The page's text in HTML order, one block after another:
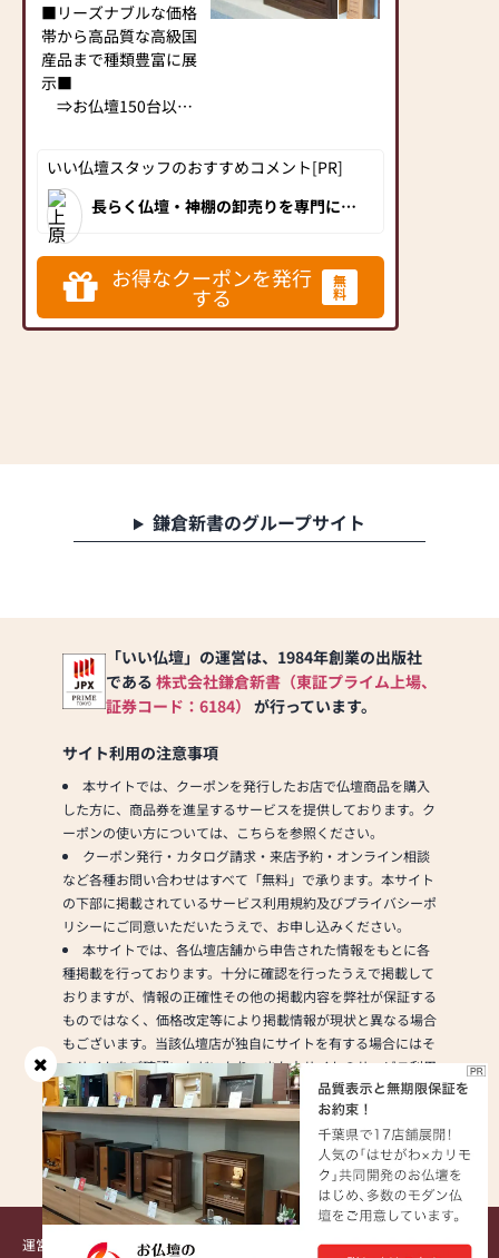
■リーズナブルな価格
帯から高品質な高級国
産品まで種類豊富に展
示■
⇒お仏壇150台以
す。
塩清商店なら、リビン
グやダイニング、洋
室・和室、あらゆるお
部屋にピッタリのお仏
壇が見つかります！
丁寧なご提案と接客を
広々とした店内！
モダン仏壇、伝統型仏
壇、関東型仏壇、仏
広く豊富な商品を展示
しています。
【新館ギャラリー】お
勧めの厳選商品がズラ
リ！
人気のモダン仏壇、モ
ダン仏具を展示してい
ます。
▼仏壇・仏具
仏間などの鴨居、柱と
柱の間に隙間なくピッ
タリ収まり転倒防止効
果もある「はめ込み仏
壇（関東仏壇）」を常
時50本以上展示。
人気のモダン仏壇か
ら、黒檀・紫檀、銘木
の屋久杉、欅を使用し
た伝統的な唐木仏壇を
常時約150本以上の仏
いい仏壇スタッフのおすすめコメント[PR]
長らく仏壇・神棚の卸売りを専門に行
地域の皆様に少しでも貢献したいとの
想いから地元の香取郡多古町にショー
ルームをオープン。卸売りだから出来
る品揃えは品質・価格ともに他に類を
見ません。ココに行けば見つかる！ま
さにそんな仏壇店です。
お得なクーポンを発行
する
無
料
鎌倉新書のグループサイト
「いい仏壇」の運営は、1984年創業の出版社
である 株式会社鎌倉新書（東証プライム上場、
証券コード：6184） が行っています。
サイト利用の注意事項
本サイトでは、クーポンを発行したお店で仏壇商品を購入
した方に、商品券を進呈するサービスを提供しております。ク
ーポンの使い方については、こちらを参照ください。
クーポン発行・カタログ請求・来店予約・オンライン相談
など各種お問い合わせはすべて「無料」で承ります。本サイト
の下部に掲載されているサービス利用規約及びプライバシーポ
リシーにご同意いただいたうえで、お申し込みください。
本サイトでは、各仏壇店舗から申告された情報をもとに各
種掲載を行っております。十分に確認を行ったうえで掲載して
おりますが、情報の正確性その他の掲載内容を弊社が保証する
ものではなく、価格改定等により掲載情報が現状と異なる場合
もございます。当該仏壇店が独自にサイトを有する場合にはそ
のサイトをご確認いただいたり、また本サイトのサービス利用
規約をご確認いただいた上でのご利用をお願いいたします。
各種PRページや仏壇店舗ページで掲載している内容やその
現状、独自キャンペーン等についてはお答えできない場合がご
ざいます。予めご了承ください。
運営会社 サービス利用規約プライバシーポリシー 著作権・リンク・免責事項